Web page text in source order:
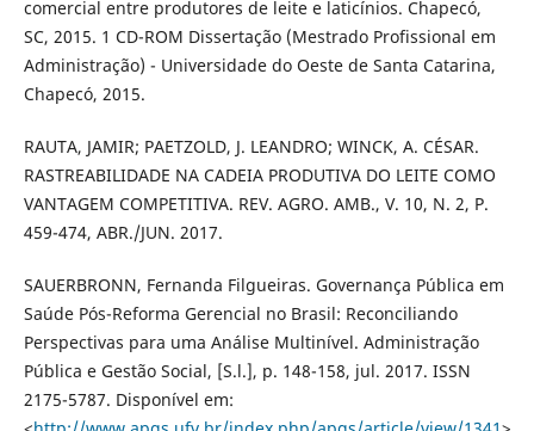
comercial entre produtores de leite e laticínios. Chapecó,
SC, 2015. 1 CD-ROM Dissertação (Mestrado Profissional em
Administração) - Universidade do Oeste de Santa Catarina,
Chapecó, 2015.
RAUTA, JAMIR; PAETZOLD, J. LEANDRO; WINCK, A. CÉSAR.
RASTREABILIDADE NA CADEIA PRODUTIVA DO LEITE COMO
VANTAGEM COMPETITIVA. REV. AGRO. AMB., V. 10, N. 2, P.
459-474, ABR./JUN. 2017.
SAUERBRONN, Fernanda Filgueiras. Governança Pública em
Saúde Pós-Reforma Gerencial no Brasil: Reconciliando
Perspectivas para uma Análise Multinível. Administração
Pública e Gestão Social, [S.l.], p. 148-158, jul. 2017. ISSN
2175-5787. Disponível em: